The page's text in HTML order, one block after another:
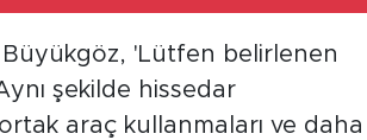
'Lütfen belirlenen
şekilde hissedar
araç kullanmaları ve daha